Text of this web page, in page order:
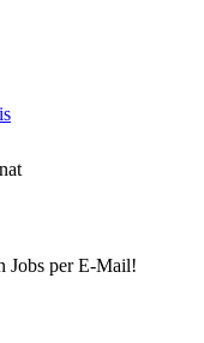
Jobs per E-Mail!